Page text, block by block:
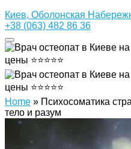
Киев, Оболонская
+38 (063) 482 86 36
Home » Психосоматика
тело и разум